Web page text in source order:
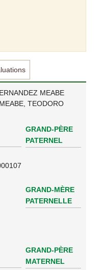
MEABE
TEODORO
GRAND-PÈRE
PATERNEL
GRAND-MÈRE
PATERNELLE
GRAND-PÈRE
MATERNEL